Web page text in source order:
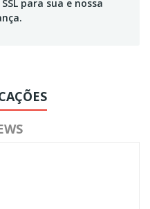
para sua e nossa